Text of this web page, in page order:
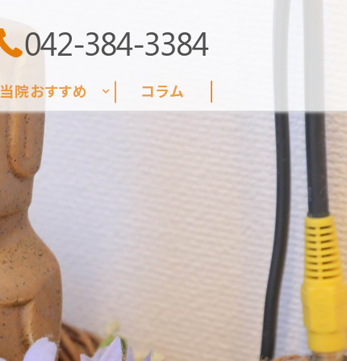
042-384-3384
当院おすすめ コラム